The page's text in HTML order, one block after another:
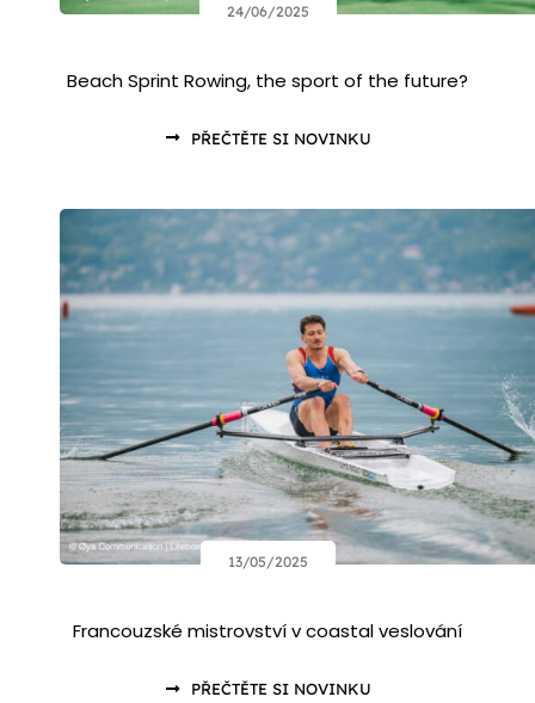
24/06/2025
Beach Sprint Rowing, the sport of the future?
PŘEČTĚTE SI NOVINKU
13/05/2025
Francouzské mistrovství v coastal veslování
PŘEČTĚTE SI NOVINKU